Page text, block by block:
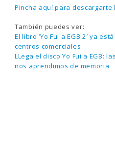
Pincha aquí para descargarte
También puedes ver:
El libro ‘Yo Fui a EGB 2′ ya
centros comerciales
LLega el disco Yo Fui a EGB:
nos aprendimos de memoria